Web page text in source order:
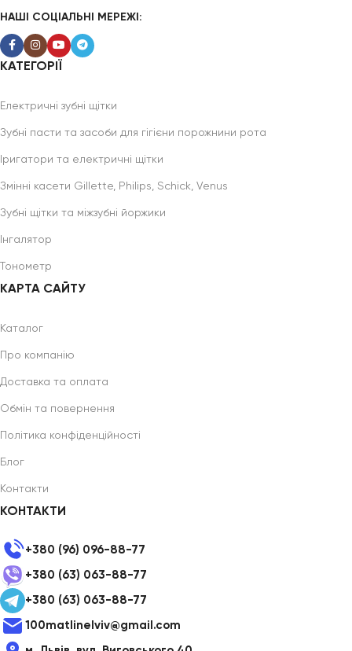
НАШІ СОЦІАЛЬНІ МЕРЕЖІ:
КАТЕГОРІЇ
Електричні зубні щітки
Зубні пасти та засоби для гігієни порожнини рота
Іригатори та електричні щітки
Змінні касети Gillette, Philips, Schick, Venus
Зубні щітки та міжзубні йоржики
Інгалятор
Тонометр
КАРТА САЙТУ
Каталог
Про компанію
Доставка та оплата
Обмін та повернення
Політика конфіденційності
Блог
Контакти
КОНТАКТИ
+380 (96) 096-88-77
+380 (63) 063-88-77
+380 (63) 063-88-77
100matlinelviv@gmail.com